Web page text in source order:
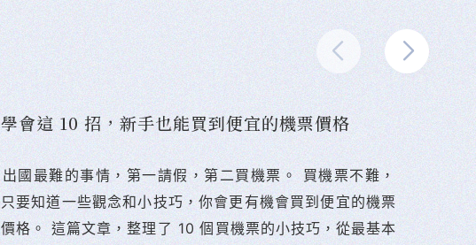
學會這 10 招，新手也能買到便宜的機票價格
󠀠出國最難的事情，第一請假，第二買機票。 󠀠買機票不難，
只要知道一些觀念和小技巧，你會更有機會買到便宜的機票
價格。 這篇文章，整理了 10 個買機票的小技巧，從最基本